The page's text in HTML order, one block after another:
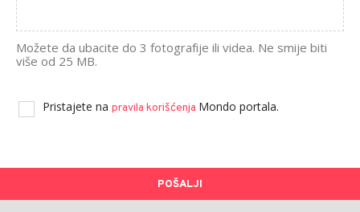
Možete da ubacite do 3 fotografije ili videa. Ne smije biti
više od 25 MB.
Pristajete na pravila korišćenja Mondo portala.
POŠALJI